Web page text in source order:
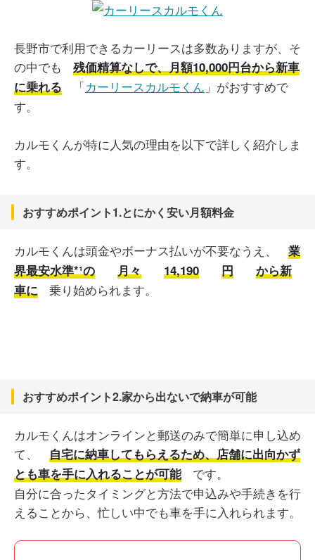
長野市で利用できるカーリースは多数ありますが、そ
の中でも
残価精算なしで、月額10,000円台から新車
に乗れる
「カーリースカルモくん 」がおすすめで
す。
カルモくんが特に人気の理由を以下で詳しく紹介しま
す。
おすすめポイント1.とにかく安い月額料金
カルモくんは頭金やボーナス払いが不要なうえ、
業
界最安水準*¹の
月々 14,190 円
から新
車に
乗り始められます。
おすすめポイント2.家から出ないで納車が可能
カルモくんはオンラインと郵送のみで簡単に申し込め
て、
自宅に納車してもらえるため、店舗に出向かず
とも車を手に入れることが可能
です。
自分に合ったタイミングと方法で申込みや手続きを行
えることから、忙しい中でも車を手に入れられます。